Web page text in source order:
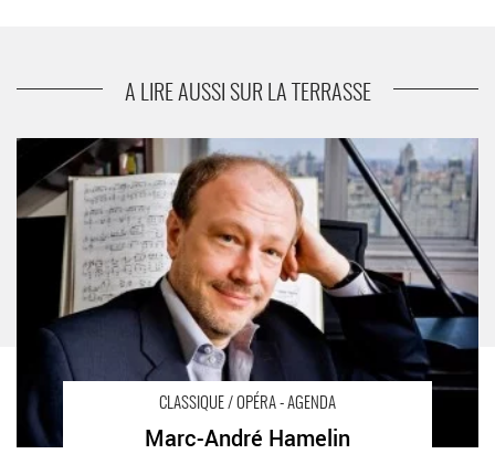
Steve Reich
A LIRE AUSSI SUR LA TERRASSE
CLASSIQUE / OPÉRA - AGENDA
Marc-André Hamelin
Marc-André Hamelin - Critique sortie Classique / Opéra Paris
Théâtre des Champs-Élysées